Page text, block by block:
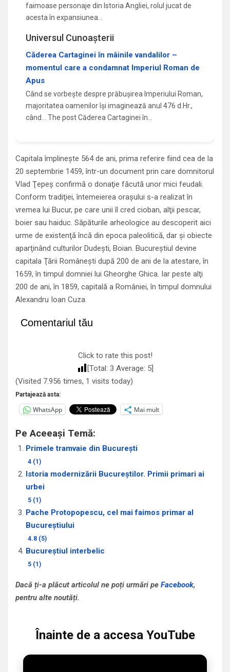
faimoase personaje din Istoria Angliei, rolul jucat de
acesta în expansiunea…
Universul Cunoașterii
Căderea Cartaginei în mâinile vandalilor –
momentul care a condamnat Imperiul Roman de
Apus
Când se vorbește despre prăbușirea Imperiului Roman,
majoritatea oamenilor își imaginează anul 476 d.Hr.,
când... The post Căderea Cartaginei în…
Capitala împlineşte 564 de ani, prima referire fiind cea de la
20 septembrie 1459, într-un document prin care domnitorul
Vlad Ţepeş confirmă o donaţie făcută unor mici feudali.
Conform tradiţiei, întemeierea oraşului s-a realizat în
vremea lui Bucur, pe care unii îl cred cioban, alţii pescar,
boier sau haiduc. Săpăturile arheologice au descoperit aici
urme de existenţă încă din epoca paleolitică, dar şi obiecte
aparţinând culturilor Dudeşti, Boian. Bucureştiul devine
capitala Ţării Româneşti după 200 de ani de la atestare, în
1659, în timpul domniei lui Gheorghe Ghica. Iar peste alţi
200 de ani, în 1859, capitală a României, în timpul domnului
Alexandru Ioan Cuza.
Comentariul tău
Click to rate this post!
[Total: 3 Average: 5]
(Visited 7.956 times, 1 visits today)
Partajează asta:
WhatsApp Mai mult
Pe Aceeași Temă:
Primele tramvaie din București
4 (1)
Istoria modernizării Bucureștilor. Primii primari ai
urbei
5 (1)
Pache Protopopescu, cel mai faimos primar al
Bucureștiului
4.8 (5)
Bucureștiul interbelic
5 (1)
Dacă ți-a plăcut articolul ne poți urmări pe Facebook,
pentru alte noutăți.
Înainte de a accesa YouTube